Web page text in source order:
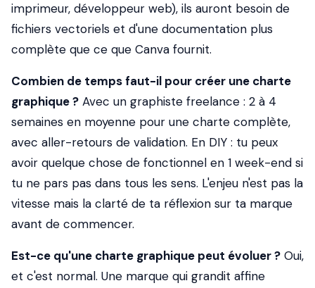
imprimeur, développeur web), ils auront besoin de
fichiers vectoriels et d'une documentation plus
complète que ce que Canva fournit.
Combien de temps faut-il pour créer une charte
graphique ? Avec un graphiste freelance : 2 à 4
semaines en moyenne pour une charte complète,
avec aller-retours de validation. En DIY : tu peux
avoir quelque chose de fonctionnel en 1 week-end si
tu ne pars pas dans tous les sens. L'enjeu n'est pas la
vitesse mais la clarté de ta réflexion sur ta marque
avant de commencer.
Est-ce qu'une charte graphique peut évoluer ? Oui,
et c'est normal. Une marque qui grandit affine